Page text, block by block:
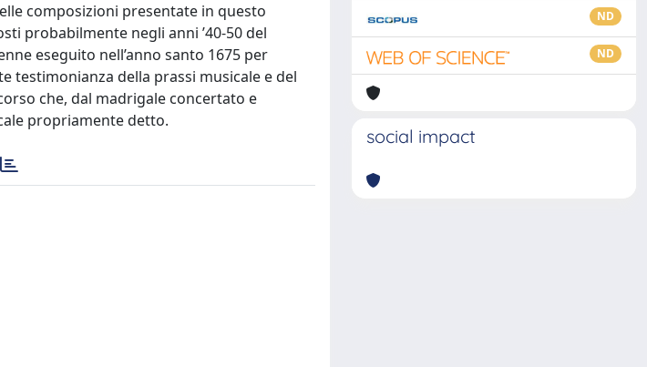
composizioni presentate in questo
probabilmente negli anni ’40-50 del
eseguito nell’anno santo 1675 per
testimonianza della prassi musicale e del
che, dal madrigale concertato e
propriamente detto.
ND
ND
social impact